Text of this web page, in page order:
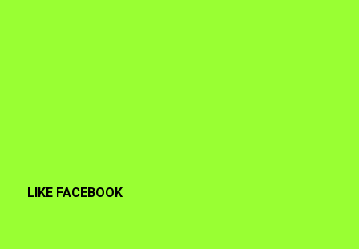
LIKE FACEBOOK